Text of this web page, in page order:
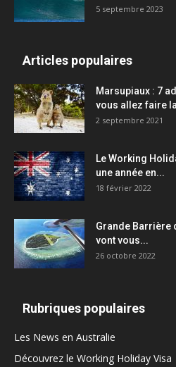
5 septembre 2023
Articles populaires
Marsupiaux : 7
vous allez faire
2 septembre 2021
Le Working
une année en...
18 février 2022
Grande Barrière
vont vous...
26 octobre 2022
Rubriques populaires
Les News en Australie
Découvrez le Working Holiday Visa